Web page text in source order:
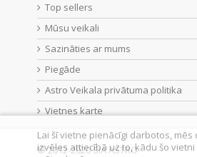
Top sellers
Mūsu veikali
Sazināties ar mums
Piegāde
Astro Veikala privātuma politika
Vietnes karte
© 2012-2020 SIA ASTRO
Lai šī vietne pienācīgi darbotos,
izvēles attiecībā uz to, kādu šo